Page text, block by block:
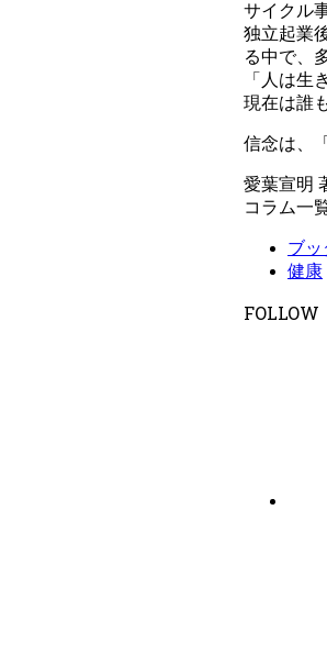
サイクル
独立起業
る中で、
「人は生
現在は誰
信念は、
愛葉宣明
コラム一
ブッ
健康
FOLLOW